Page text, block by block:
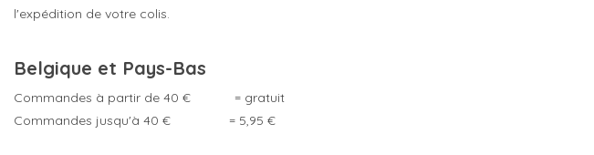
l'expédition de votre colis.
Belgique et Pays-Bas
Commandes à partir de 40 € = gratuit
Commandes jusqu'à 40 € = 5,95 €